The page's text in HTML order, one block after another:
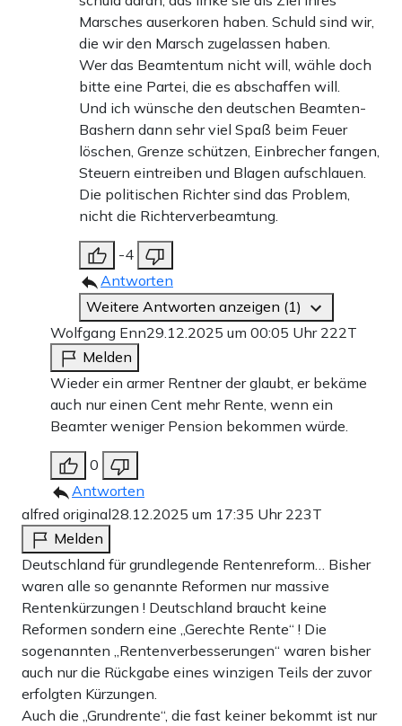
Marsches auserkoren haben. Schuld sind wir,
die wir den Marsch zugelassen haben.
Wer das Beamtentum nicht will, wähle doch
bitte eine Partei, die es abschaffen will.
Und ich wünsche den deutschen Beamten-
Bashern dann sehr viel Spaß beim Feuer
löschen, Grenze schützen, Einbrecher fangen,
Steuern eintreiben und Blagen aufschlauen.
Die politischen Richter sind das Problem,
nicht die Richterverbeamtung.
-4
Antworten
Weitere Antworten anzeigen (1)
Wolfgang Enn29.12.2025 um 00:05 Uhr 222T
Melden
Wieder ein armer Rentner der glaubt, er bekäme
auch nur einen Cent mehr Rente, wenn ein
Beamter weniger Pension bekommen würde.
0
Antworten
alfred original28.12.2025 um 17:35 Uhr 223T
Melden
Deutschland für grundlegende Rentenreform… Bisher
waren alle so genannte Reformen nur massive
Rentenkürzungen ! Deutschland braucht keine
Reformen sondern eine „Gerechte Rente“ ! Die
sogenannten „Rentenverbesserungen“ waren bisher
auch nur die Rückgabe eines winzigen Teils der zuvor
erfolgten Kürzungen.
Auch die „Grundrente“, die fast keiner bekommt ist nur